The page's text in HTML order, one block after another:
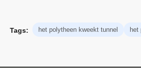
Tags: het polytheen kweekt tunnel het